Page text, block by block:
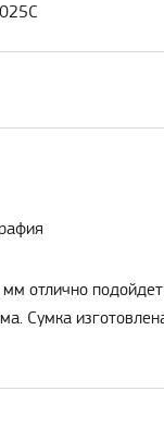
отлично
Сумка